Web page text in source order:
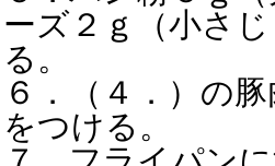
ーズ２ｇ（小さ
る。
６．（４．）の
をつける。